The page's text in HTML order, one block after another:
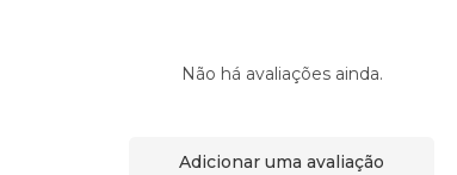
Não há avaliações ainda.
Adicionar uma avaliação